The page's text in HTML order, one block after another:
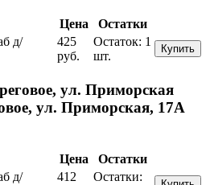
Цена
Остатки
д/
425
руб.
Остаток: 1
шт.
Купить
ул. Приморская
ул. Приморская, 17А
Цена
Остатки
д/
412
Остатки: